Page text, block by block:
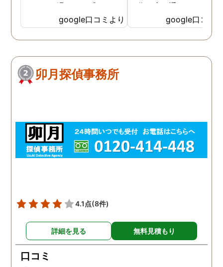
なんかも温かみを感じま
す。はじめからこちらにす
ればよかったです😢 …
google口コミより
3分程度で通いやすかっ
google口コミ
卯月探偵事務所
4.1点(8件)
詳細を見る 無料見積もり
口コミ